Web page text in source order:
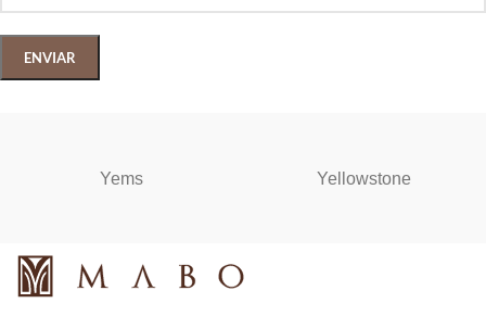
Yems Yellowstone